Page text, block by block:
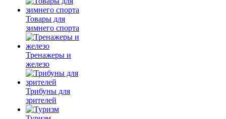
Товары для
зимнего спорта
Тренажеры и
железо
Трибуны для
зрителей